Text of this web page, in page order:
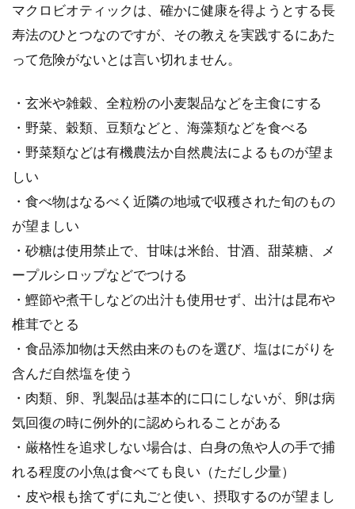
発酵食品パワーをおかず味噌で手軽
に！6つの作り方をご紹介
味噌は古くから「医者いらず」と言われるほど
の発酵食品で、体にいい食べ物なのは、現代に
ポテトチップスやフライドポテト、好きです
か？好んで食べている人が多いと思います。...
お米が黄色い！と思ったらチェック
しておくべき原因と対策
お米が黄色い！そんな時、まず確かめてほしい
のは、「炊く前から黄色いのか、それとも炊い
てから黄...
マクロビオティックは、確かに健康を得ようとする長
寿法のひとつなのですが、その教えを実践するにあた
って危険がないとは言い切れません。
・玄米や雑穀、全粒粉の小麦製品などを主食にする
・野菜、穀類、豆類などと、海藻類などを食べる
・野菜類などは有機農法か自然農法によるものが望ま
しい
・食べ物はなるべく近隣の地域で収穫された旬のもの
が望ましい
・砂糖は使用禁止で、甘味は米飴、甘酒、甜菜糖、メ
ープルシロップなどでつける
・鰹節や煮干しなどの出汁も使用せず、出汁は昆布や
椎茸でとる
・食品添加物は天然由来のものを選び、塩はにがりを
含んだ自然塩を使う
・肉類、卵、乳製品は基本的に口にしないが、卵は病
気回復の時に例外的に認められることがある
・厳格性を追求しない場合は、白身の魚や人の手で捕
れる程度の小魚は食べても良い（ただし少量）
・皮や根も捨てずに丸ごと使い、摂取するのが望まし